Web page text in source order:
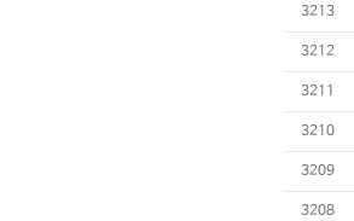
3213
3212
3211
3210
3209
3208